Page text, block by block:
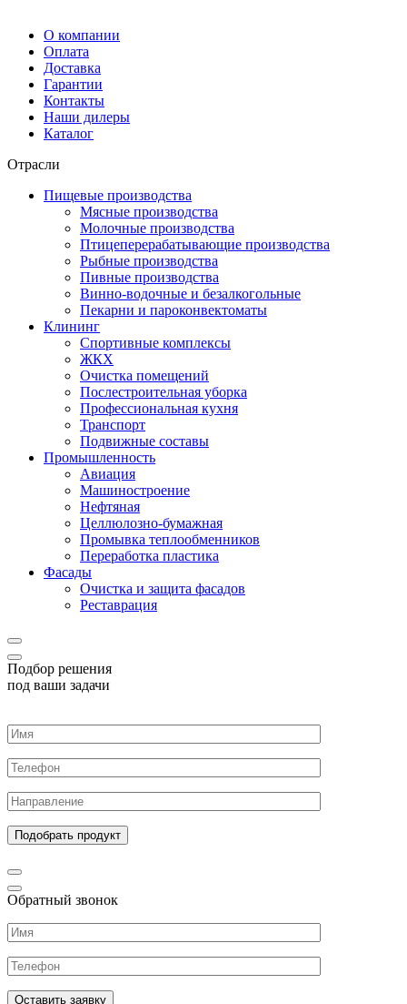
О компании
Оплата
Доставка
Гарантии
Контакты
Наши дилеры
Каталог
Отрасли
Пищевые производства
Мясные производства
Молочные производства
Птицеперерабатывающие производства
Рыбные производства
Пивные производства
Винно-водочные и безалкогольные
Пекарни и пароконвектоматы
Клининг
Спортивные комплексы
ЖКХ
Очистка помещений
Послестроительная уборка
Профессиональная кухня
Транспорт
Подвижные составы
Промышленность
Авиация
Машиностроение
Нефтяная
Целлюлозно-бумажная
Промывка теплообменников
Переработка пластика
Фасады
Очистка и защита фасадов
Реставрация
Подбор решения
под ваши задачи
Обратный звонок